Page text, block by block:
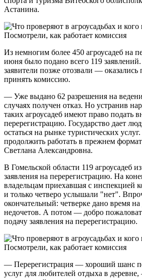
Астанина.
Из немногим более 450 агроусадеб на
июня было подано всего 119
заявители позже отозвали — оказались
принять комиссию.
— Уже выдано 62 разрешения на
случаях получен отказ. Но устранив
таких агроусадеб имеют право подать
перерегистрацию. Государство дает
остаться на рынке туристических
продолжить работать в прежнем
Светлана Александровна.
В Гомельской области 119 агроусадеб
заявления на перерегистрацию. На
владельцам приехавшая с инспекцией
и только четверо услышали "нет".
окончательный: четверке дано время на
недочетов. А потом — добро
подачу заявления на перерегистрацию.
— Перерегистрация — хороший шанс
услуг для любителей отдыха в